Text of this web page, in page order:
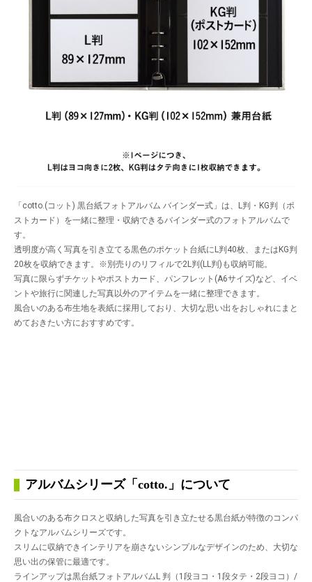
「cotto.(コット) 黒台紙フォトアルバム バインダー式」は、L判・KG判（ポ
ストカード）を一緒に整理・収納できるバインダー式のフォトアルバムで
す。
透明度が高く写真を引き立てる黒色のポケット台紙にL判40枚、またはKG判
20枚を収納できます。※別売りのリフィルで2L判(LL判)も収納可能。
写真に限らずチケットやポストカード、パンフレット(A6サイズ)など、イベ
ントや旅行に関連した写真以外のアイテムを一緒に整理できます。
風合いのある布生地を表紙に採用しており、大切な思い出をおしゃれにまと
めておきたい方におすすめです。
アルバムシリーズ「cotto.」について
風合いのある布クロスと収納した写真を引き立たせる黒台紙が特徴のコンパ
クトなアルバムシリーズです。
スリムに収納できインテリアを崩さないシンプルなデザインのため、大切な
思い出の保管に最適です。
ラインアップは黒台紙フォトアルバムL 判（1段ヨコ・1段タテ・2段ヨコ）/